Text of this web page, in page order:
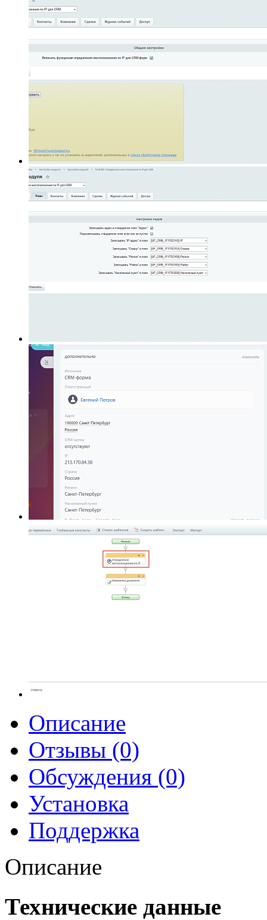
Описание
Отзывы (0)
Обсуждения (0)
Установка
Поддержка
Описание
Технические данные